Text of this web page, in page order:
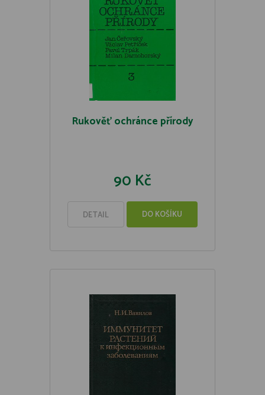
Rukověť ochránce přírody
90 Kč
DETAIL DO KOŠÍKU